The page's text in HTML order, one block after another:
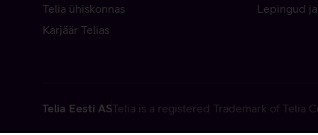
Telia ühiskonnas
Karjäär Telias
Lepingud
Telia Eesti ASTelia is a registered Trademark of Telia